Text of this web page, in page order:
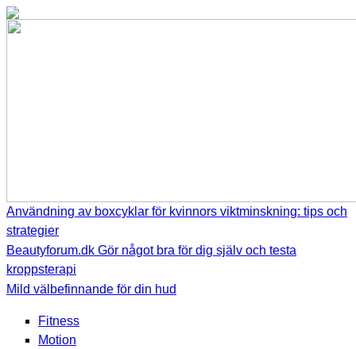
Användning av boxcyklar för kvinnors viktminskning: tips och
strategier
Beautyforum.dk Gör något bra för dig själv och testa
kroppsterapi
Mild välbefinnande för din hud
Fitness
Motion